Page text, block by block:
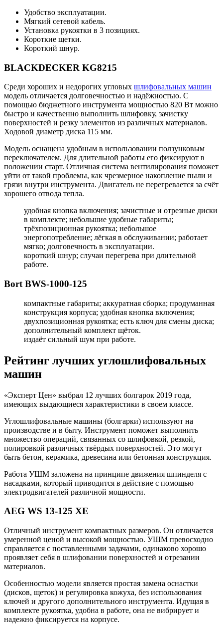
Удобство эксплуатации.
Мягкий сетевой кабель.
Установка рукоятки в 3 позициях.
Короткие щетки.
Короткий шнур.
BLACKDECKER KG8215
Среди хороших и недорогих угловых шлифовальных машин
модель отличается долговечностью и надёжностью. С
помощью бюджетного инструмента мощностью 820 Вт можно
быстро и качественно выполнить шлифовку, зачистку
поверхностей и резку элементов из различных материалов.
Ходовой диаметр диска 115 мм.
Модель оснащена удобным в использовании ползунковым
переключателем. Для длительной работы его фиксируют в
положении старт. Отличная система вентилирования поможет
уйти от такой проблемы, как чрезмерное накопление пыли и
грязи внутри инструмента. Двигатель не перегревается за счёт
хорошего отвода тепла.
удобная кнопка включения; зачистные и отрезные диски
в комплекте; небольшие удобные габариты;
трёхпозиционная рукоятка; небольшое
энергопотребление; лёгкая в обслуживании; работает
мягко; долговечность в эксплуатации.
короткий шнур; случаи перегрева при длительной
работе.
Bort BWS-1000-125
компактные габариты; аккуратная сборка; продуманная
конструкция корпуса; удобная кнопка включения;
двухпозиционная рукоятка; есть ключ для смены диска;
дополнительный комплект щёток.
издаёт сильный шум при работе.
Рейтинг лучших углошлифовальных
машин
«Эксперт Цен» выбрал 12 лучших болгарок 2019 года,
имеющих выдающиеся характеристики в своем классе.
Углошлифовальные машины (болгарки) используют на
производстве и в быту. Инструмент поможет выполнить
множество операций, связанных со шлифовкой, резкой,
полировкой различных твёрдых поверхностей. Это могут
быть бетон, керамика, древесина или бетонная конструкция.
Работа УШМ заложена на принципе движения шпинделя с
насадками, который приводится в действие с помощью
электродвигателей различной мощности.
AEG WS 13-125 XE
Отличный инструмент компактных размеров. Он отличается
умеренной ценой и высокой мощностью. УШМ превосходно
справляется с поставленными задачами, одинаково хорошо
проявляет себя в шлифовании поверхностей и отрезании
материалов.
Особенностью модели является простая замена оснастки
(дисков, щеток) и регулировка кожуха, без использования
ключей и другого дополнительного инструмента. Идущая в
комплекте рукоятка, удобна в работе, она не вибрирует и
надежно фиксируется на корпусе.